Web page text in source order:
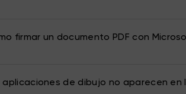
firmar un documento PDF con
aplicaciones de dibujo no aparecen